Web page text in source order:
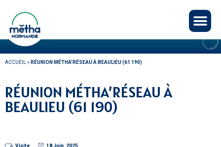
ACCUEIL» RÉUNION MÉTHA’RÉSEAU À BEAULIEU (61 190)
RÉUNION MÉTHA’RÉSEAU À
BEAULIEU (61 190)
Visite 18 Juin. 2025